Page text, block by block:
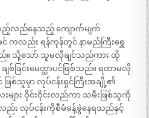
လည်နေသည့် ကျောက်မျက်
ကလည်း ရန်ကုန်တွင် နာမည်ကြီးရွှေ
ည်။ သို့သော် သူမလိုချင်သည်ကား ထို
ျစ်ခြင်းမေတ္တာပင်ဖြစ်သည်။ ရတာမလို
သူမှာ လုပ်ငန်းရှင်ကြီးအချို့၏
ျား ဝိုင်းဝိုင်းလည်ကာ သမီးဖြစ်သူကို
း လုပ်ငန်းကိုစီမံခန့်ခွဲနေရသည်နှင့်